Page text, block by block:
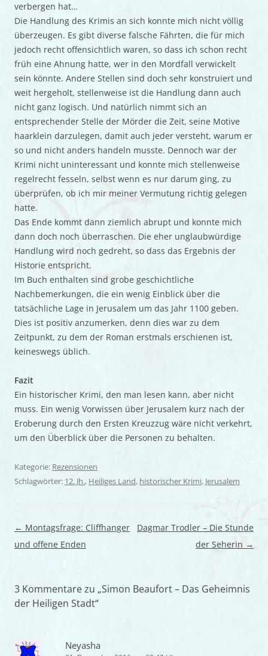
verbergen hat…
Die Handlung des Krimis an sich konnte mich nicht völlig
überzeugen. Es gibt diverse falsche Fährten, die für mich
jedoch recht offensichtlich waren, so dass ich schon recht
früh eine Ahnung hatte, wer in den Mordfall verwickelt
sein könnte. Andere Stellen sind doch sehr konstruiert und
weit hergeholt, stellenweise ist die Handlung dann auch
nicht ganz logisch. Und natürlich nimmt sich an
entsprechender Stelle der Mörder die Zeit, seine Motive
haarklein darzulegen, damit auch jeder versteht, warum er
so und nicht anders handeln musste. Dennoch war der
Krimi nicht uninteressant und konnte mich stellenweise
regelrecht fesseln, selbst wenn es nur darum ging, zu
überprüfen, ob ich mir meiner Vermutung richtig gelegen
hatte.
Das Ende kommt dann ziemlich abrupt und konnte mich
dann doch noch überraschen. Die eher unglaubwürdige
Handlung wird noch gedreht, so dass das Ergebnis der
Historie entspricht.
Im Buch enthalten sind grobe geschichtliche
Nachbemerkungen, die ein wenig Einblick über die
tatsächliche Lage in Jerusalem um das Jahr 1100 geben.
Dies ist positiv anzumerken, denn dies war zu dem
Zeitpunkt, zu dem der Roman erstmals erschienen ist,
keineswegs üblich.
Fazit
Ein historischer Krimi, den man lesen kann, aber nicht
muss. Ein wenig Vorwissen über Jerusalem kurz nach der
Eroberung durch den Ersten Kreuzzug wäre nicht verkehrt,
um den Überblick über die Personen zu behalten.
Kategorie: Rezensionen
Schlagwörter: 12. Jh., Heiliges Land, historischer Krimi, Jerusalem
Beitragsnavigation
← Montagsfrage: Cliffhanger
und offene Enden
Dagmar Trodler – Die Stunde
der Seherin →
3 Kommentare zu „Simon Beaufort – Das Geheimnis
der Heiligen Stadt“
Neyasha